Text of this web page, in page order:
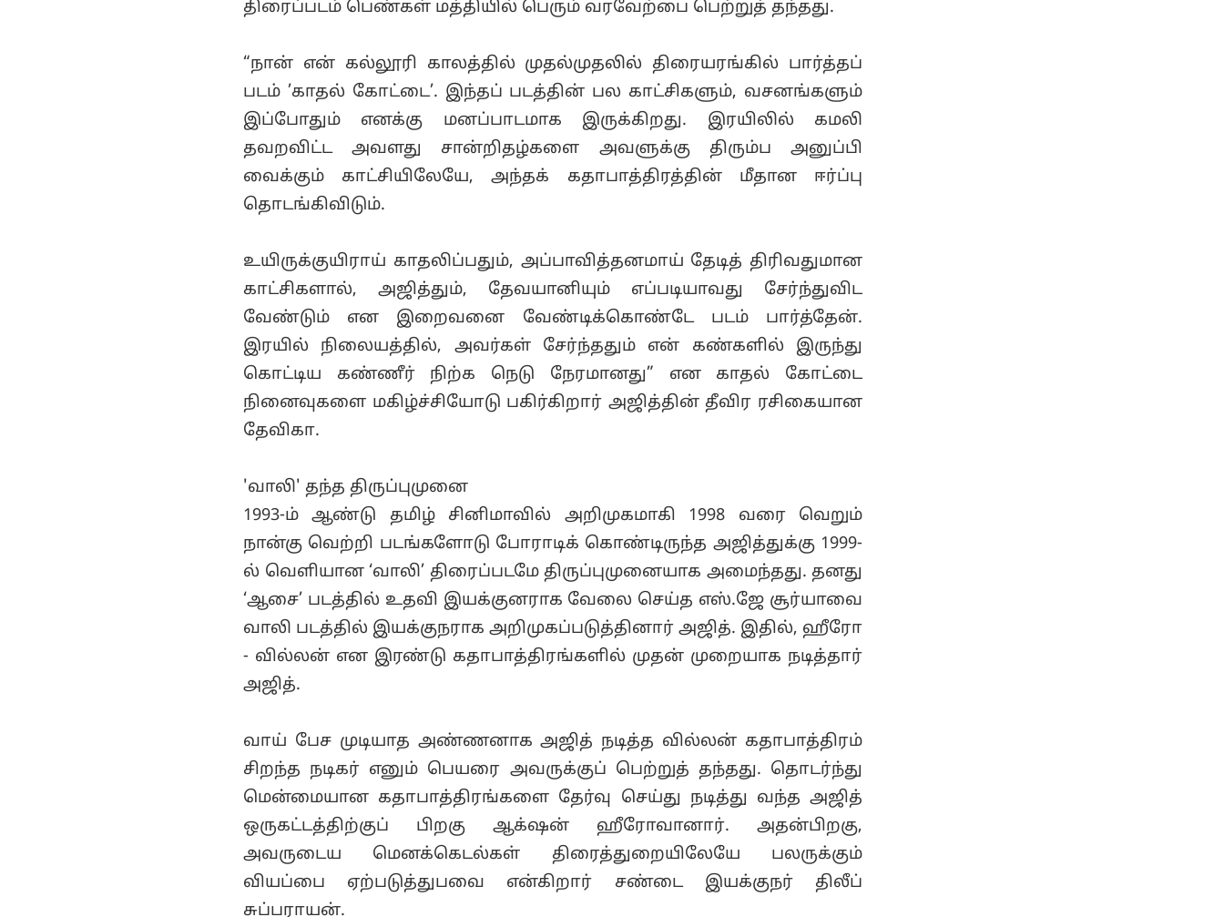
திரைப்படம் பெண்கள் மத்தியில் பெரும் வரவேற்பை பெற்றுத் தந்தது.
“நான் என் கல்லூரி காலத்தில் முதல்முதலில் திரையரங்கில் பார்த்தப்
படம் ’காதல் கோட்டை’. இந்தப் படத்தின் பல காட்சிகளும், வசனங்களும்
இப்போதும் எனக்கு மனப்பாடமாக இருக்கிறது. இரயிலில் கமலி
தவறவிட்ட அவளது சான்றிதழ்களை அவளுக்கு திரும்ப அனுப்பி
வைக்கும் காட்சியிலேயே, அந்தக் கதாபாத்திரத்தின் மீதான ஈர்ப்பு
தொடங்கிவிடும்.
உயிருக்குயிராய் காதலிப்பதும், அப்பாவித்தனமாய் தேடித் திரிவதுமான
காட்சிகளால், அஜித்தும், தேவயானியும் எப்படியாவது சேர்ந்துவிட
வேண்டும் என இறைவனை வேண்டிக்கொண்டே படம் பார்த்தேன்.
இரயில் நிலையத்தில், அவர்கள் சேர்ந்ததும் என் கண்களில் இருந்து
கொட்டிய கண்ணீர் நிற்க நெடு நேரமானது” என காதல் கோட்டை
நினைவுகளை மகிழ்ச்சியோடு பகிர்கிறார் அஜித்தின் தீவிர ரசிகையான
தேவிகா.
'வாலி' தந்த திருப்புமுனை
1993-ம் ஆண்டு தமிழ் சினிமாவில் அறிமுகமாகி 1998 வரை வெறும்
நான்கு வெற்றி படங்களோடு போராடிக் கொண்டிருந்த அஜித்துக்கு 1999-
ல் வெளியான ‘வாலி’ திரைப்படமே திருப்புமுனையாக அமைந்தது. தனது
‘ஆசை’ படத்தில் உதவி இயக்குனராக வேலை செய்த எஸ்.ஜே சூர்யாவை
வாலி படத்தில் இயக்குநராக அறிமுகப்படுத்தினார் அஜித். இதில், ஹீரோ
- வில்லன் என இரண்டு கதாபாத்திரங்களில் முதன் முறையாக நடித்தார்
அஜித்.
வாய் பேச முடியாத அண்ணனாக அஜித் நடித்த வில்லன் கதாபாத்திரம்
சிறந்த நடிகர் எனும் பெயரை அவருக்குப் பெற்றுத் தந்தது. தொடர்ந்து
மென்மையான கதாபாத்திரங்களை தேர்வு செய்து நடித்து வந்த அஜித்
ஒருகட்டத்திற்குப் பிறகு ஆக்‌ஷன் ஹீரோவானார். அதன்பிறகு,
அவருடைய மெனக்கெடல்கள் திரைத்துறையிலேயே பலருக்கும்
வியப்பை ஏற்படுத்துபவை என்கிறார் சண்டை இயக்குநர் திலீப்
சுப்பராயன்.